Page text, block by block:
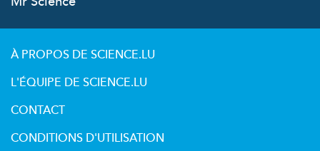
À PROPOS DE SCIENCE.LU
L'ÉQUIPE DE SCIENCE.LU
CONTACT
CONDITIONS D'UTILISATION